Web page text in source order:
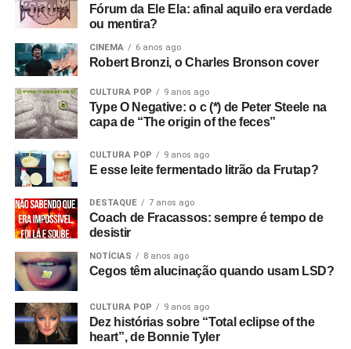
Fórum da Ele Ela: afinal aquilo era verdade
ou mentira?
CINEMA 6 anos ago
Robert Bronzi, o Charles Bronson cover
CULTURA POP 9 anos ago
Type O Negative: o c (*) de Peter Steele na
capa de “The origin of the feces”
CULTURA POP 9 anos ago
E esse leite fermentado litrão da Frutap?
DESTAQUE 7 anos ago
Coach de Fracassos: sempre é tempo de
desistir
NOTÍCIAS 8 anos ago
Cegos têm alucinação quando usam LSD?
CULTURA POP 9 anos ago
Dez histórias sobre “Total eclipse of the
heart”, de Bonnie Tyler